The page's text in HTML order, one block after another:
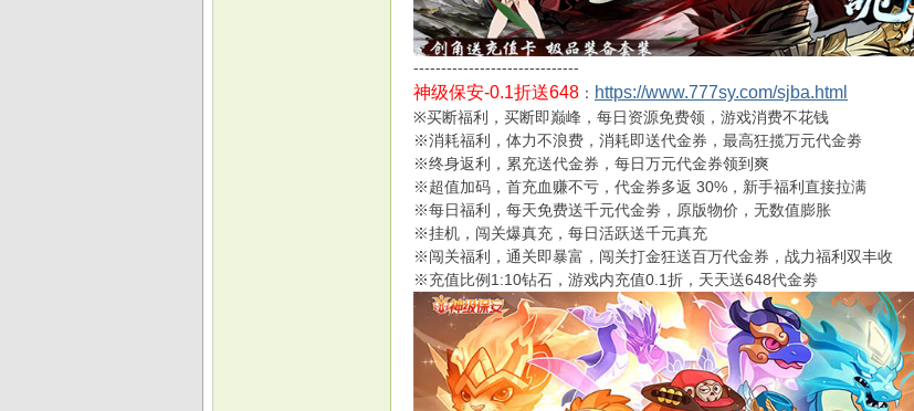
------------------------------
神级保安-0.1折送648 ： https://www.777sy.com/sjba.html
※买断福利，买断即巅峰，每日资源免费领，游戏消费不花钱
※消耗福利，体力不浪费，消耗即送代金券，最高狂揽万元代金劵
※终身返利，累充送代金券，每日万元代金券领到爽
※超值加码，首充血赚不亏，代金券多返 30%，新手福利直接拉满
※每日福利，每天免费送千元代金劵，原版物价，无数值膨胀
※挂机，闯关爆真充，每日活跃送千元真充
※闯关福利，通关即暴富，闯关打金狂送百万代金券，战力福利双丰收
※充值比例1:10钻石，游戏内充值0.1折，天天送648代金劵